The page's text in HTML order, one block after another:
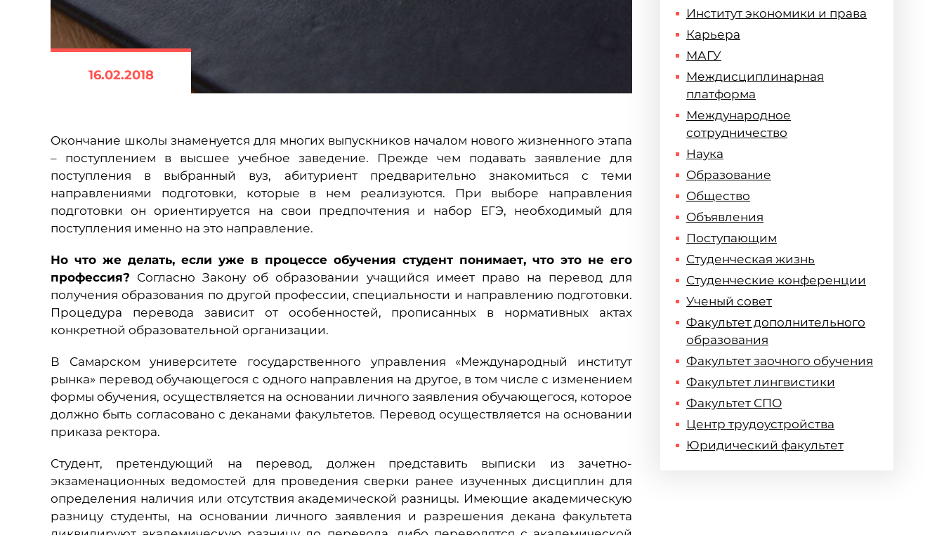
16.02.2018
Окончание школы знаменуется для многих выпускников началом нового жизненного этапа
– поступлением в высшее учебное заведение. Прежде чем подавать заявление для
поступления в выбранный вуз, абитуриент предварительно знакомиться с теми
направлениями подготовки, которые в нем реализуются. При выборе направления
подготовки он ориентируется на свои предпочтения и набор ЕГЭ, необходимый для
поступления именно на это направление.
Но что же делать, если уже в процессе обучения студент понимает, что это не его
профессия? Согласно Закону об образовании учащийся имеет право на перевод для
получения образования по другой профессии, специальности и направлению подготовки.
Процедура перевода зависит от особенностей, прописанных в нормативных актах
конкретной образовательной организации.
В Самарском университете государственного управления «Международный институт
рынка» перевод обучающегося с одного направления на другое, в том числе с изменением
формы обучения, осуществляется на основании личного заявления обучающегося, которое
должно быть согласовано с деканами факультетов. Перевод осуществляется на основании
приказа ректора.
Студент, претендующий на перевод, должен представить выписки из зачетно-
экзаменационных ведомостей для проведения сверки ранее изученных дисциплин для
определения наличия или отсутствия академической разницы. Имеющие академическую
разницу студенты, на основании личного заявления и разрешения декана факультета
Институт экономики и права
Карьера
МАГУ
Междисциплинарная
платформа
Международное
сотрудничество
Наука
Образование
Общество
Объявления
Поступающим
Студенческая жизнь
Студенческие конференции
Ученый совет
Факультет дополнительного
образования
Факультет заочного обучения
Факультет лингвистики
Факультет СПО
Центр трудоустройства
Юридический факультет